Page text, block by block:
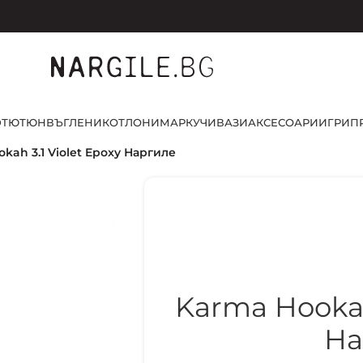
ТЮТЮНВЪГЛЕНИКОТЛОНИМАРКУЧИВАЗИАКСЕСОАРИИГРИ
3.1 Violet Epoxy Наргиле
Karma